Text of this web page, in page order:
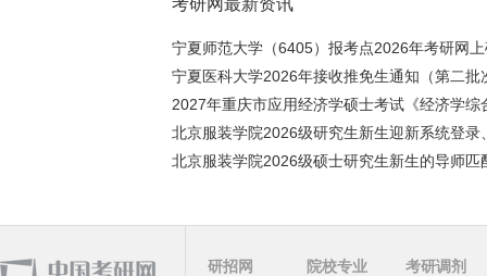
考研网最新资讯
宁夏师范大学（6405）报考点2026年考研网
宁夏医科大学2026年接收推免生通知（第二批
2027年重庆市应用经济学硕士考试《经济学综
北京服装学院2026级研究生新生迎新系统登录
北京服装学院2026级硕士研究生新生的导师匹
研招网
院校专业
考研调剂